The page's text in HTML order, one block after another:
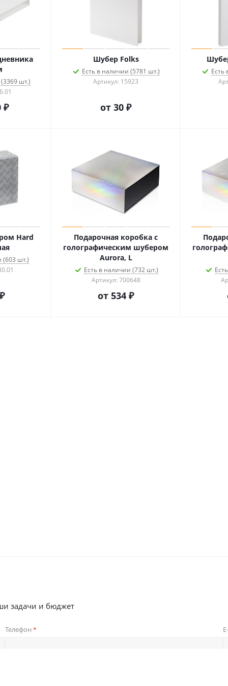
шт.)
₽
Шубер Folks
Есть в наличии (5781 шт.)
Артикул: 15923
от 30 ₽
Есть
Hard
(603 шт.)
Подарочная коробка с
голографическим шубером
Aurora, L
Есть в наличии (732 шт.)
Артикул: 700648
от 534 ₽
задачи и бюджет
Телефон *